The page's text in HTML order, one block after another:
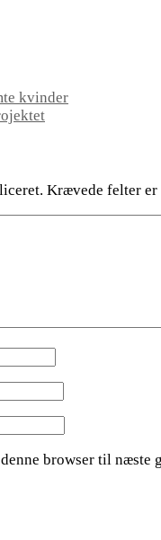
kvinder
Krævede felter er
browser til næste